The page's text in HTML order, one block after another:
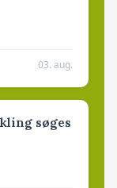
03. aug.
søges